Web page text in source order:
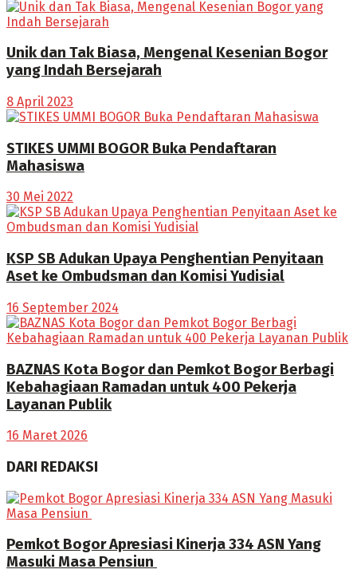
Unik dan Tak Biasa, Mengenal Kesenian Bogor
yang Indah Bersejarah
8 April 2023
STIKES UMMI BOGOR Buka Pendaftaran
Mahasiswa
30 Mei 2022
KSP SB Adukan Upaya Penghentian Penyitaan
Aset ke Ombudsman dan Komisi Yudisial
16 September 2024
BAZNAS Kota Bogor dan Pemkot Bogor Berbagi
Kebahagiaan Ramadan untuk 400 Pekerja
Layanan Publik
16 Maret 2026
DARI REDAKSI
Pemkot Bogor Apresiasi Kinerja 334 ASN Yang
Masuki Masa Pensiun